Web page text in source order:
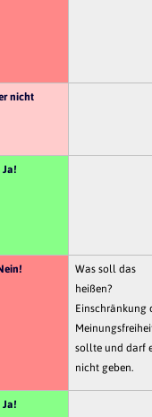
nicht
Ja!
Was soll das
heißen?
Einschränkung
sollte und darf
nicht geben.
Ja!